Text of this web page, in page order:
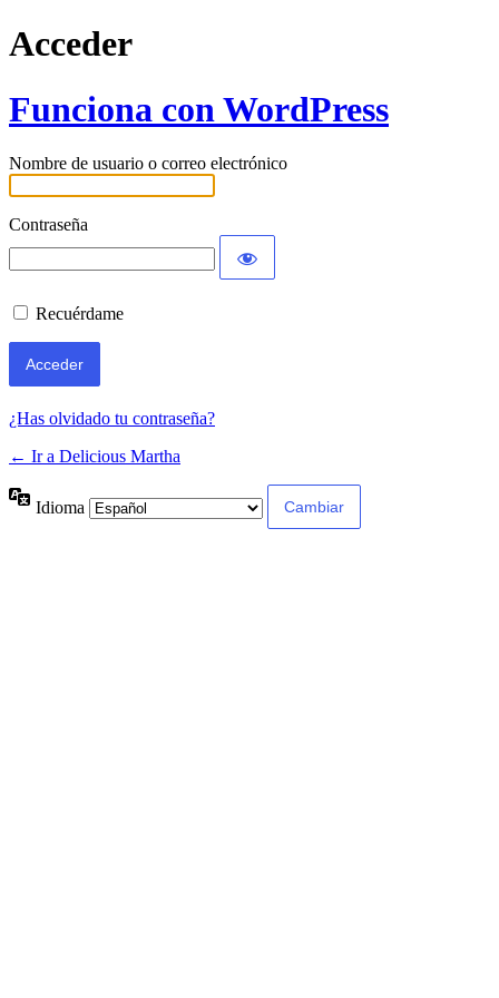
Acceder
Funciona con WordPress
Nombre de usuario o correo electrónico
Contraseña
Recuérdame
¿Has olvidado tu contraseña?
← Ir a Delicious Martha
Idioma